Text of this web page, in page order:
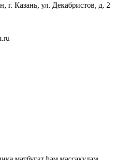
г. Казань, ул. Декабристов, д. 2